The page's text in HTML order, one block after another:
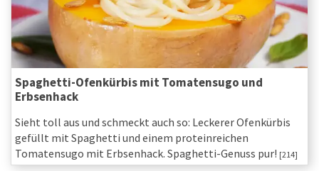
Spaghetti-Ofenkürbis mit Tomatensugo und
Erbsenhack
Sieht toll aus und schmeckt auch so: Leckerer Ofenkürbis
gefüllt mit Spaghetti und einem proteinreichen
Tomatensugo mit Erbsenhack. Spaghetti-Genuss pur! [214]